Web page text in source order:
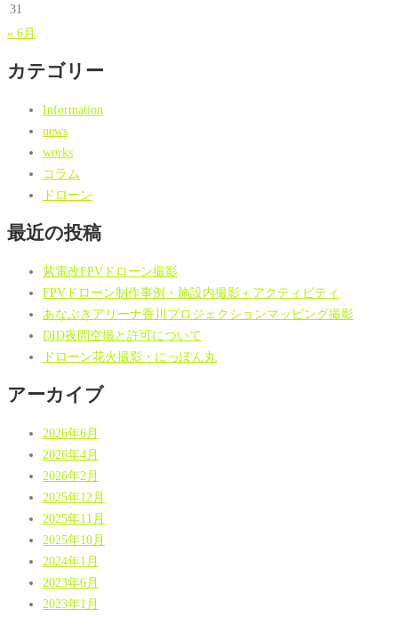
31
« 6月
カテゴリー
Information
news
works
コラム
ドローン
最近の投稿
紫電改FPVドローン撮影
FPVドローン制作事例・施設内撮影＋アクティビティ
あなぶきアリーナ香川プロジェクションマッピング撮影
DID夜間空撮と許可について
ドローン花火撮影・にっぽん丸
アーカイブ
2026年6月
2026年4月
2026年2月
2025年12月
2025年11月
2025年10月
2024年1月
2023年6月
2023年1月